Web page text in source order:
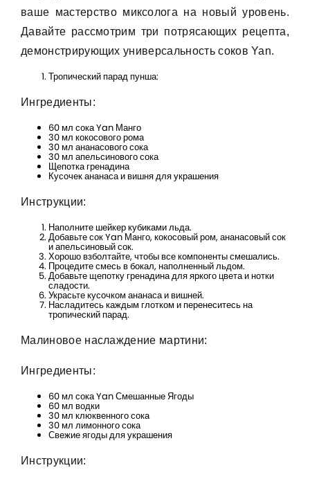
Lorem Ipsum...
Эл. почта
Password
ваше мастерство миксолога на новый уровень.
Давайте рассмотрим три потрясающих рецепта,
демонстрирующих универсальность соков Yan.
Тропический парад пунша:
Ингредиенты:
60 мл сока Yan Манго
30 мл кокосового рома
30 мл ананасового сока
30 мл апельсинового сока
Щепотка гренадина
Кусочек ананаса и вишня для украшения
Инструкции:
Наполните шейкер кубиками льда.
Добавьте сок Yan Манго, кокосовый ром, ананасовый сок
и апельсиновый сок.
Хорошо взболтайте, чтобы все компоненты смешались.
Процедите смесь в бокал, наполненный льдом.
Добавьте щепотку гренадина для яркого цвета и нотки
сладости.
Украсьте кусочком ананаса и вишней.
Насладитесь каждым глотком и перенеситесь на
тропический парад.
Малиновое наслаждение мартини:
Ингредиенты:
60 мл сока Yan Смешанные Ягоды
60 мл водки
30 мл клюквенного сока
30 мл лимонного сока
Свежие ягоды для украшения
Инструкции: